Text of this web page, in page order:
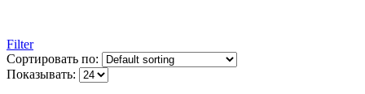
Filter
Сортировать по:
Показывать: